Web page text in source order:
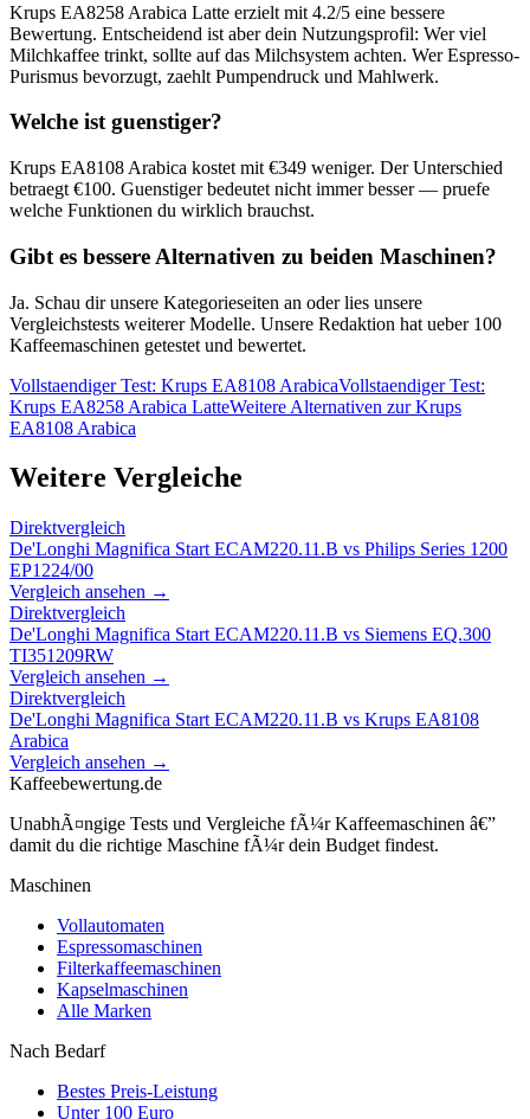
Krups EA8258 Arabica Latte erzielt mit 4.2/5 eine bessere
Bewertung. Entscheidend ist aber dein Nutzungsprofil: Wer viel
Milchkaffee trinkt, sollte auf das Milchsystem achten. Wer Espresso-
Purismus bevorzugt, zaehlt Pumpendruck und Mahlwerk.
Welche ist guenstiger?
Krups EA8108 Arabica kostet mit €349 weniger. Der Unterschied
betraegt €100. Guenstiger bedeutet nicht immer besser — pruefe
welche Funktionen du wirklich brauchst.
Gibt es bessere Alternativen zu beiden Maschinen?
Ja. Schau dir unsere Kategorieseiten an oder lies unsere
Vergleichstests weiterer Modelle. Unsere Redaktion hat ueber 100
Kaffeemaschinen getestet und bewertet.
Vollstaendiger Test: Krups EA8108 ArabicaVollstaendiger Test:
Krups EA8258 Arabica LatteWeitere Alternativen zurKrups
EA8108 Arabica
Weitere Vergleiche
Direktvergleich
De'Longhi Magnifica Start ECAM220.11.B vs Philips Series 1200
EP1224/00
Vergleich ansehen →
Direktvergleich
De'Longhi Magnifica Start ECAM220.11.B vs Siemens EQ.300
TI351209RW
Vergleich ansehen →
Direktvergleich
De'Longhi Magnifica Start ECAM220.11.B vs Krups EA8108
Arabica
Vergleich ansehen →
Kaffeebewertung.de
UnabhÃ¤ngige Tests und Vergleiche fÃ¼r Kaffeemaschinen â€”
damit du die richtige Maschine fÃ¼r dein Budget findest.
Maschinen
Vollautomaten
Espressomaschinen
Filterkaffeemaschinen
Kapselmaschinen
Alle Marken
Nach Bedarf
Bestes Preis-Leistung
Unter 100 Euro